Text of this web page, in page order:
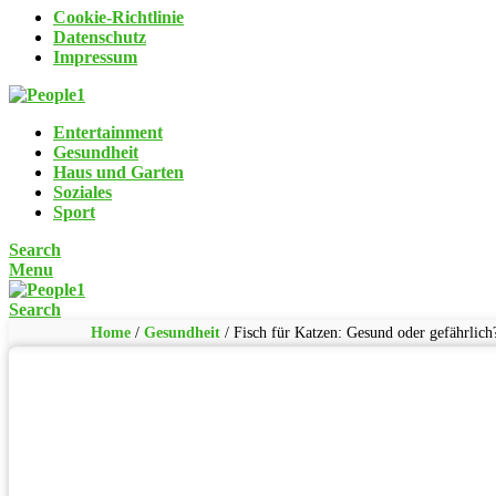
Cookie-Richtlinie
Datenschutz
Impressum
Entertainment
Gesundheit
Haus und Garten
Soziales
Sport
Search
Menu
Search
Home / Gesundheit / Fisch für Katzen: Gesund oder